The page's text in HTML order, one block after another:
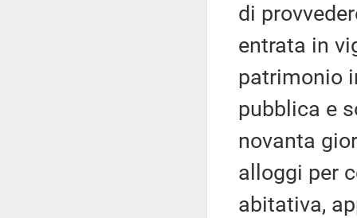
di
entrata in
patrimonio
pubblica e
novanta
alloggi per
abitativa,